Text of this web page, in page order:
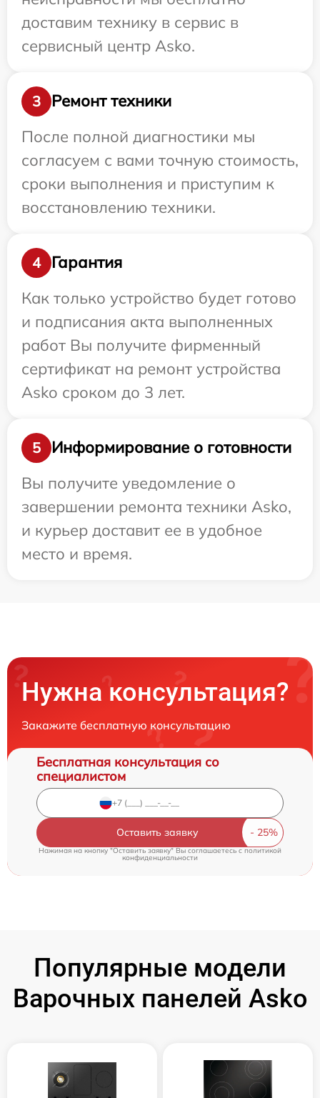
доставим технику в сервис в
сервисный центр Asko.
3
Ремонт техники
После полной диагностики мы
согласуем с вами точную стоимость,
сроки выполнения и приступим к
восстановлению техники.
4
Гарантия
Как только устройство будет готово
и подписания акта выполненных
работ Вы получите фирменный
сертификат на ремонт устройства
Asko сроком до 3 лет.
5
Информирование о готовности
Вы получите уведомление о
завершении ремонта техники Asko,
и курьер доставит ее в удобное
место и время.
Нужна консультация?
Закажите бесплатную консультацию
Бесплатная консультация со
специалистом
Оставить заявку
Нажимая на кнопку "Оставить заявку" Вы соглашаетесь cполитикой
конфиденциальности
Популярные модели
Варочных панелей Asko